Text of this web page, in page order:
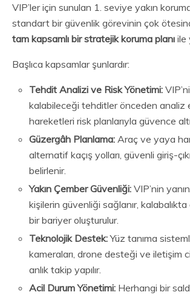
VIP’ler için sunulan 1. seviye yakın
standart bir güvenlik görevinin çok
tam kapsamlı bir stratejik koruma planı ile
Başlıca kapsamlar şunlardır:
Tehdit Analizi ve Risk Yönetimi:
kalabileceği tehditler önceden analiz
hareketleri risk planlarıyla güvence
Güzergâh Planlama: Araç ve yaya
alternatif kaçış yolları, güvenli giriş-
belirlenir.
Yakın Çember Güvenliği: VIP’nin
kişilerin güvenliği sağlanır,
bir bariyer oluşturulur.
Teknolojik Destek:Yüz tanıma
kameraları, drone desteği ve iletişim
anlık takip yapılır.
Acil Durum Yönetimi: Herhangi bir